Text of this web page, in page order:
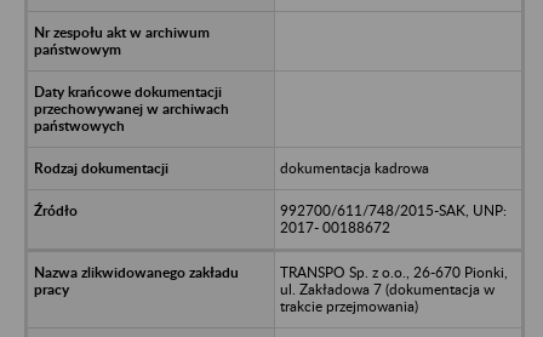
dokumentacja kadrowa
992700/611/748/2015-SAK, UNP:
2017- 00188672
TRANSPO Sp. z o.o., 26-670 Pionki,
ul. Zakładowa 7 (dokumentacja w
trakcie przejmowania)